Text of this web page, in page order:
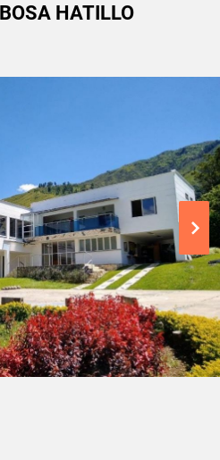
HATILLO